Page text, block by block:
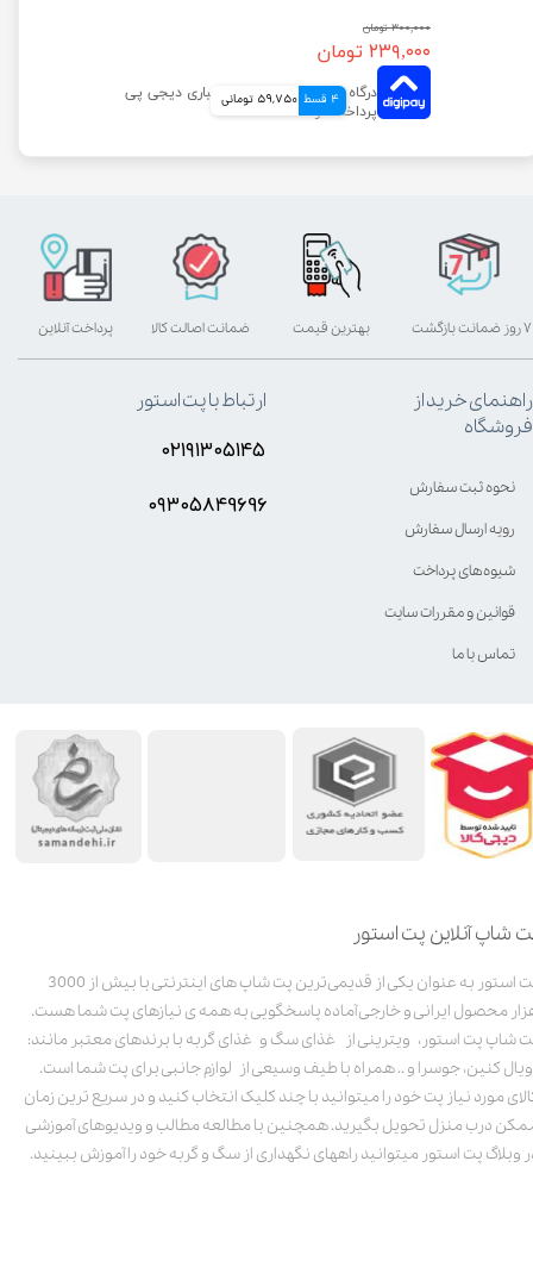
۳۰۰,۰۰۰ تومان
۲۳۹,۰۰۰ تومان
4 قسط 59,750 تومانی
شاپ آنلاین پت استور
پت استور به عنوان یکی از قدیمی‌ترین پت شاپ های اینترنتی با بیش از 3000
محصول ایرانی و خارجی آماده پاسخگویی به همه ی نیازهای پت شما هست.
شاپ پت استور، ویترینی از غذای سگ و غذای گربه با برندهای معتبر مانند:
کنین، جوسرا و .. همراه با طیف وسیعی از لوازم جانبی برای پت شما است.
مورد نیاز پت خود را میتوانید با چند کلیک انتخاب کنید و در سریع ترین زمان
درب منزل تحویل بگیرید. همچنین با مطالعه مطالب و ویدیوهای آموزشی
وبلاگ پت استور میتوانید راههای نگهداری از سگ و گربه خود را آموزش ببینید.
بهترین قیمت پرداخت آنلاین ۷ روز ضمانت بازگشت ضمانت اصالت کالا
راهنمای خرید از
فروشگاه
نحوه ثبت سفارش
رویه ارسال سفارش
شیوه‌های پرداخت
قوانین و مقررات سایت
تماس با ما
ارتباط با پت استور
۰۲۱۹۱۳۰۵۱۴۵
۰۹۳۰۵8۴9696